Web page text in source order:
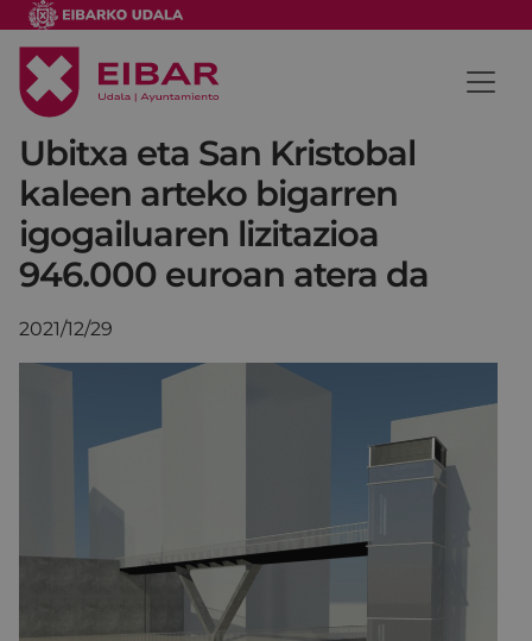
Ubitxa eta San Kristobal
kaleen arteko bigarren
igogailuaren lizitazioa
946.000 euroan atera da
2021/12/29